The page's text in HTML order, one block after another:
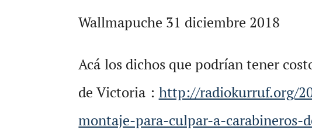
Wallmapuche 31 diciembre 2018
Acá los dichos que podrían tener
de Victoria : http://radiokurruf.org/
montaje-para-culpar-a-